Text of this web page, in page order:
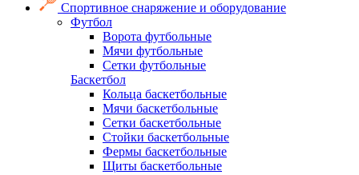
Спортивное снаряжение и оборудование
Футбол
Ворота футбольные
Мячи футбольные
Сетки футбольные
Баскетбол
Кольца баскетбольные
Мячи баскетбольные
Сетки баскетбольные
Стойки баскетбольные
Фермы баскетбольные
Щиты баскетбольные